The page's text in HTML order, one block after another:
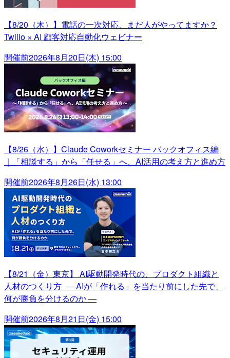
【8/20（木）】電話の一次対応、まだ人がやってますか？
Twilio × AI 顧客対応自動化ウェビナー
開催前2026年8月20日(木) 15:00
【8/26（水）】Claude Coworkセミナー バックオフィス編
｜「相談する」から「任せる」へ、AI活用の考え方と進め方
開催前2026年8月26日(水) 13:00
【8/21（金）東京】 AI駆動開発時代の、プロダクト組織と
人材のつくり方 ― AIが「作れる」を当たり前にした先で、
何が勝負を分けるのか ―
開催前2026年8月21日(金) 15:00